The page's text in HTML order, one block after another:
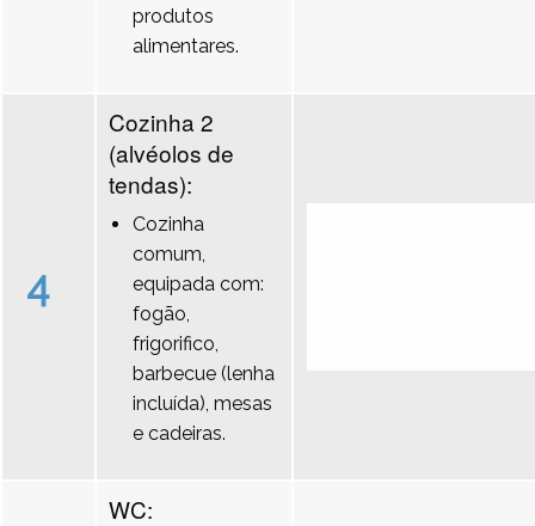
produtos
alimentares.
4
Cozinha 2
(alvéolos de
tendas):
Cozinha
comum,
equipada com:
fogão,
frigorifico,
barbecue (lenha
incluída), mesas
e cadeiras.
WC: